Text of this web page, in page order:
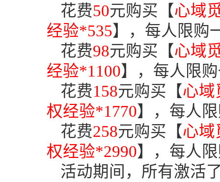
花费50元购买【心域
经验*535】
，每人限购
花费98元购买【心域
经验*1100】
，每人限
花费158元购买【心域
权经验*1770】
，每人
花费258元购买【心域
权经验*2990】，每人
活动期间 ， 所有激活